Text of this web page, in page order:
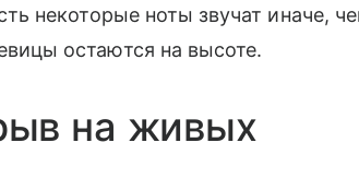
некоторые ноты звучат иначе,
остаются на высоте.
на живых